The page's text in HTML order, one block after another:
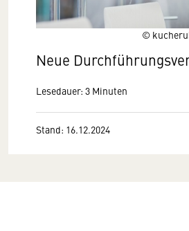
©
Neue
Lesedauer: 3 Minuten
Stand: 16.12.2024